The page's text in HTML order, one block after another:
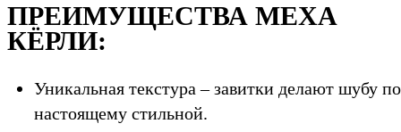
ПРЕИМУЩЕСТВА МЕХА
КЁРЛИ:
Уникальная текстура – завитки делают шубу
настоящему стильной.